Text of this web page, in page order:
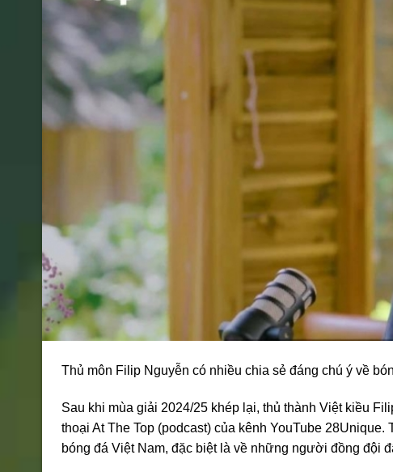
Thủ môn Filip Nguyễn có nhiều chia sẻ đáng chú ý về
Sau khi mùa giải 2024/25 khép lại, thủ thành Việt kiều
thoại At The Top (podcast) của kênh YouTube
bóng đá Việt Nam, đặc biệt là về những người đồng đội